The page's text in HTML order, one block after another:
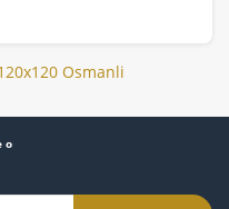
Osmanli
о